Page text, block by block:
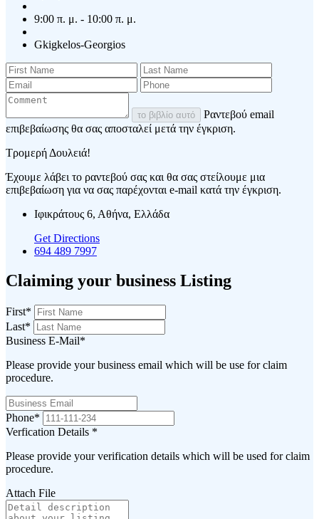
9:00 π. μ. - 10:00 π. μ.
Gkigkelos-Georgios
το βιβλίο αυτό
Ραντεβού email
επιβεβαίωσης θα σας αποσταλεί μετά την έγκριση.
Τρομερή Δουλειά!
Έχουμε λάβει το ραντεβού σας και θα σας στείλουμε μια
επιβεβαίωση για να σας παρέχονται e-mail κατά την έγκριση.
Ιφικράτους 6, Αθήνα, Ελλάδα
Get Directions
694 489 7997
Claiming your business Listing
First*
Last*
Business E-Mail*
Please provide your business email which will be use for claim
procedure.
Phone*
Verfication Details *
Please provide your verification details which will be used for claim
procedure.
Attach File